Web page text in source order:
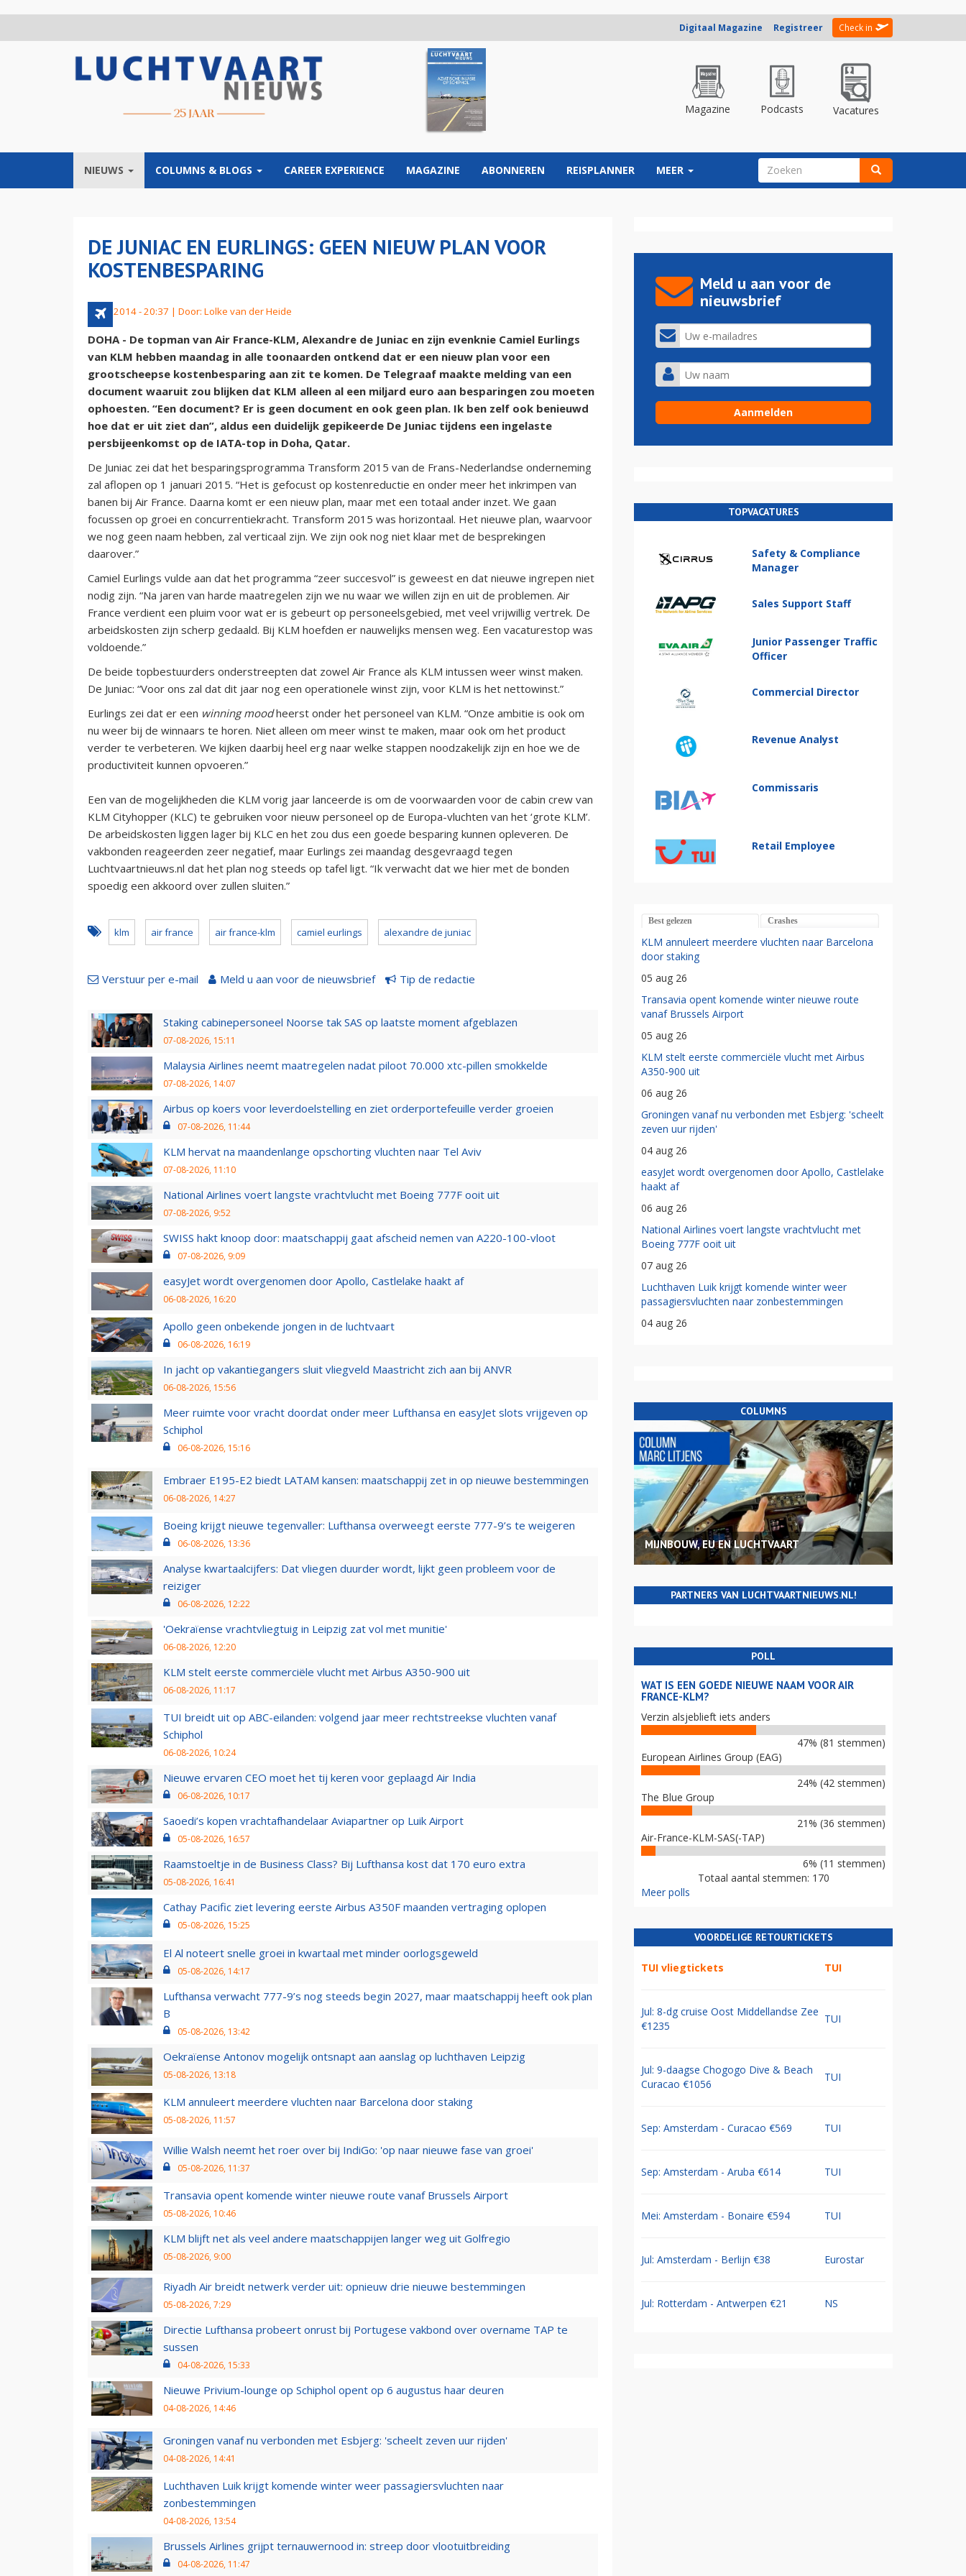
Digitaal Magazine Registreer Check in
Magazine Podcasts Vacatures
NIEUWS COLUMNS & BLOGS CAREER EXPERIENCE MAGAZINE ABONNEREN REISPLANNER MEER ZOEKVELD
DE JUNIAC EN EURLINGS: GEEN NIEUW PLAN VOOR
KOSTENBESPARING
2 juni 2014 - 20:37 | Door: Lolke van der Heide
DOHA - De topman van Air France-KLM, Alexandre de Juniac en zijn evenknie Camiel Eurlings
van KLM hebben maandag in alle toonaarden ontkend dat er een nieuw plan voor een
grootscheepse kostenbesparing aan zit te komen. De Telegraaf maakte melding van een
document waaruit zou blijken dat KLM alleen al een miljard euro aan besparingen zou moeten
ophoesten. “Een document? Er is geen document en ook geen plan. Ik ben zelf ook benieuwd
hoe dat er uit ziet dan”, aldus een duidelijk gepikeerde De Juniac tijdens een ingelaste
persbijeenkomst op de IATA-top in Doha, Qatar.
De Juniac zei dat het besparingsprogramma Transform 2015 van de Frans-Nederlandse onderneming
zal aflopen op 1 januari 2015. “Het is gefocust op kostenreductie en onder meer het inkrimpen van
banen bij Air France. Daarna komt er een nieuw plan, maar met een totaal ander inzet. We gaan
focussen op groei en concurrentiekracht. Transform 2015 was horizontaal. Het nieuwe plan, waarvoor
we nog geen naam hebben, zal verticaal zijn. We zijn ook nog niet klaar met de besprekingen
daarover.”
Camiel Eurlings vulde aan dat het programma “zeer succesvol” is geweest en dat nieuwe ingrepen niet
nodig zijn. “Na jaren van harde maatregelen zijn we nu waar we willen zijn en uit de problemen. Air
France verdient een pluim voor wat er is gebeurt op personeelsgebied, met veel vrijwillig vertrek. De
arbeidskosten zijn scherp gedaald. Bij KLM hoefden er nauwelijks mensen weg. Een vacaturestop was
voldoende.”
De beide topbestuurders onderstreepten dat zowel Air France als KLM intussen weer winst maken.
De Juniac: “Voor ons zal dat dit jaar nog een operationele winst zijn, voor KLM is het nettowinst.”
Eurlings zei dat er een winning moodheerst onder het personeel van KLM. “Onze ambitie is ook om
nu weer bij de winnaars te horen. Niet alleen om meer winst te maken, maar ook om het product
verder te verbeteren. We kijken daarbij heel erg naar welke stappen noodzakelijk zijn en hoe we de
productiviteit kunnen opvoeren.”
Een van de mogelijkheden die KLM vorig jaar lanceerde is om de voorwaarden voor de cabin crew van
KLM Cityhopper (KLC) te gebruiken voor nieuw personeel op de Europa-vluchten van het ‘grote KLM’.
De arbeidskosten liggen lager bij KLC en het zou dus een goede besparing kunnen opleveren. De
vakbonden reageerden zeer negatief, maar Eurlings zei maandag desgevraagd tegen
Luchtvaartnieuws.nl dat het plan nog steeds op tafel ligt. “Ik verwacht dat we hier met de bonden
spoedig een akkoord over zullen sluiten.”
klm air france air france-klm camiel eurlings alexandre de juniac
Verstuur per e-mail Meld u aan voor de nieuwsbrief Tip de redactie
Staking cabinepersoneel Noorse tak SAS op laatste moment afgeblazen
07-08-2026, 15:11
Malaysia Airlines neemt maatregelen nadat piloot 70.000 xtc-pillen smokkelde
07-08-2026, 14:07
Airbus op koers voor leverdoelstelling en ziet orderportefeuille verder groeien
07-08-2026, 11:44
KLM hervat na maandenlange opschorting vluchten naar Tel Aviv
07-08-2026, 11:10
National Airlines voert langste vrachtvlucht met Boeing 777F ooit uit
07-08-2026, 9:52
SWISS hakt knoop door: maatschappij gaat afscheid nemen van A220-100-vloot
07-08-2026, 9:09
easyJet wordt overgenomen door Apollo, Castlelake haakt af
06-08-2026, 16:20
Apollo geen onbekende jongen in de luchtvaart
06-08-2026, 16:19
In jacht op vakantiegangers sluit vliegveld Maastricht zich aan bij ANVR
06-08-2026, 15:56
Meer ruimte voor vracht doordat onder meer Lufthansa en easyJet slots vrijgeven op
Schiphol
06-08-2026, 15:16
Embraer E195-E2 biedt LATAM kansen: maatschappij zet in op nieuwe bestemmingen
06-08-2026, 14:27
Boeing krijgt nieuwe tegenvaller: Lufthansa overweegt eerste 777-9’s te weigeren
06-08-2026, 13:36
Analyse kwartaalcijfers: Dat vliegen duurder wordt, lijkt geen probleem voor de
reiziger
06-08-2026, 12:22
'Oekraïense vrachtvliegtuig in Leipzig zat vol met munitie'
06-08-2026, 12:20
KLM stelt eerste commerciële vlucht met Airbus A350-900 uit
06-08-2026, 11:17
TUI breidt uit op ABC-eilanden: volgend jaar meer rechtstreekse vluchten vanaf
Schiphol
06-08-2026, 10:24
Nieuwe ervaren CEO moet het tij keren voor geplaagd Air India
06-08-2026, 10:17
Saoedi’s kopen vrachtafhandelaar Aviapartner op Luik Airport
05-08-2026, 16:57
Raamstoeltje in de Business Class? Bij Lufthansa kost dat 170 euro extra
05-08-2026, 16:41
Cathay Pacific ziet levering eerste Airbus A350F maanden vertraging oplopen
05-08-2026, 15:25
El Al noteert snelle groei in kwartaal met minder oorlogsgeweld
05-08-2026, 14:17
Lufthansa verwacht 777-9’s nog steeds begin 2027, maar maatschappij heeft ook plan
B
05-08-2026, 13:42
Oekraïense Antonov mogelijk ontsnapt aan aanslag op luchthaven Leipzig
05-08-2026, 13:18
KLM annuleert meerdere vluchten naar Barcelona door staking
05-08-2026, 11:57
Willie Walsh neemt het roer over bij IndiGo: 'op naar nieuwe fase van groei'
05-08-2026, 11:37
Transavia opent komende winter nieuwe route vanaf Brussels Airport
05-08-2026, 10:46
KLM blijft net als veel andere maatschappijen langer weg uit Golfregio
05-08-2026, 9:00
Riyadh Air breidt netwerk verder uit: opnieuw drie nieuwe bestemmingen
05-08-2026, 7:29
Directie Lufthansa probeert onrust bij Portugese vakbond over overname TAP te
sussen
04-08-2026, 15:33
Nieuwe Privium-lounge op Schiphol opent op 6 augustus haar deuren
04-08-2026, 14:46
Groningen vanaf nu verbonden met Esbjerg: 'scheelt zeven uur rijden'
04-08-2026, 14:41
Luchthaven Luik krijgt komende winter weer passagiersvluchten naar
zonbestemmingen
04-08-2026, 13:54
Brussels Airlines grijpt ternauwernood in: streep door vlootuitbreiding
04-08-2026, 11:47
Meld u aan voor de
nieuwsbrief
TOPVACATURES
Safety & Compliance
Manager
Sales Support Staff
Junior Passenger Traffic
Officer
Commercial Director
Revenue Analyst
Commissaris
Retail Employee
Best gelezen Crashes
KLM annuleert meerdere vluchten naar Barcelona
door staking
05 aug 26
Transavia opent komende winter nieuwe route
vanaf Brussels Airport
05 aug 26
KLM stelt eerste commerciële vlucht met Airbus
A350-900 uit
06 aug 26
Groningen vanaf nu verbonden met Esbjerg: 'scheelt
zeven uur rijden'
04 aug 26
easyJet wordt overgenomen door Apollo, Castlelake
haakt af
06 aug 26
National Airlines voert langste vrachtvlucht met
Boeing 777F ooit uit
07 aug 26
Luchthaven Luik krijgt komende winter weer
passagiersvluchten naar zonbestemmingen
04 aug 26
COLUMNS
MIJNBOUW, EU EN LUCHTVAART
PARTNERS VAN LUCHTVAARTNIEUWS.NL!
POLL
WAT IS EEN GOEDE NIEUWE NAAM VOOR AIR
FRANCE-KLM?
Verzin alsjeblieft iets anders
47% (81 stemmen)
European Airlines Group (EAG)
24% (42 stemmen)
The Blue Group
21% (36 stemmen)
Air-France-KLM-SAS(-TAP)
6% (11 stemmen)
Totaal aantal stemmen: 170
Meer polls
VOORDELIGE RETOURTICKETS
TUI vliegtickets TUI
Jul: 8-dg cruise Oost Middellandse Zee
€1235
TUI
Jul: 9-daagse Chogogo Dive & Beach
Curacao €1056
TUI
Sep: Amsterdam - Curacao €569 TUI
Sep: Amsterdam - Aruba €614 TUI
Mei: Amsterdam - Bonaire €594 TUI
Jul: Amsterdam - Berlijn €38 Eurostar
Jul: Rotterdam - Antwerpen €21 NS